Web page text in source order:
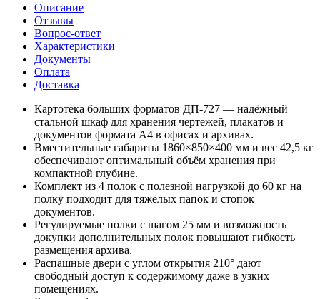
Описание
Отзывы
Вопрос-ответ
Характеристики
Документы
Оплата
Доставка
Картотека больших форматов ДП-727 — надёжный
стальной шкаф для хранения чертежей, плакатов и
документов формата A4 в офисах и архивах.
Вместительные габариты 1860×850×400 мм и вес 42,5 кг
обеспечивают оптимальный объём хранения при
компактной глубине.
Комплект из 4 полок с полезной нагрузкой до 60 кг на
полку подходит для тяжёлых папок и стопок
документов.
Регулируемые полки с шагом 25 мм и возможность
докупки дополнительных полок повышают гибкость
размещения архива.
Распашные двери с углом открытия 210° дают
свободный доступ к содержимому даже в узких
помещениях.